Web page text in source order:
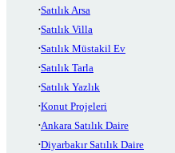
Satılık Arsa
Satılık Villa
Satılık Müstakil Ev
Satılık Tarla
Satılık Yazlık
Konut Projeleri
Ankara Satılık Daire
Diyarbakır Satılık Daire